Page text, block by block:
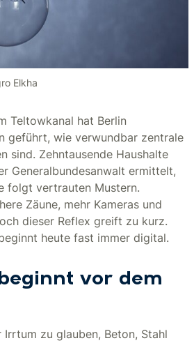
Elkha
Teltowkanal hat Berlin
geführt, wie verwundbar zentrale
sind. Zehntausende Haushalte
Generalbundesanwalt ermittelt,
folgt vertrauten Mustern.
Zäune, mehr Kameras und
dieser Reflex greift zu kurz.
heute fast immer digital.
vor dem
zu glauben, Beton, Stahl